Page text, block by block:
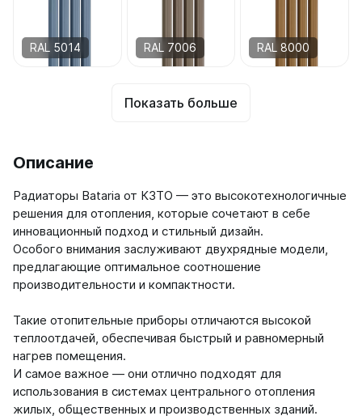
RAL 5014 RAL 7006 RAL 8000
Показать больше
Описание
Радиаторы Bataria от КЗТО — это высокотехнологичные
решения для отопления, которые сочетают в себе
инновационный подход и стильный дизайн.
Особого внимания заслуживают двухрядные модели,
предлагающие оптимальное соотношение
производительности и компактности.
Такие отопительные приборы отличаются высокой
теплоотдачей, обеспечивая быстрый и равномерный
нагрев помещения.
И самое важное — они отлично подходят для
использования в системах центрального отопления
жилых, общественных и производственных зданий.